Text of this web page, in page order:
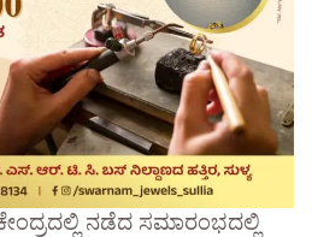
ನಡೆದ ಸಮಾರಂಭದಲ್ಲಿ